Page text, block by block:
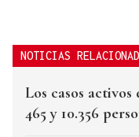
NOTICIAS
Los casos
465 y 10.356